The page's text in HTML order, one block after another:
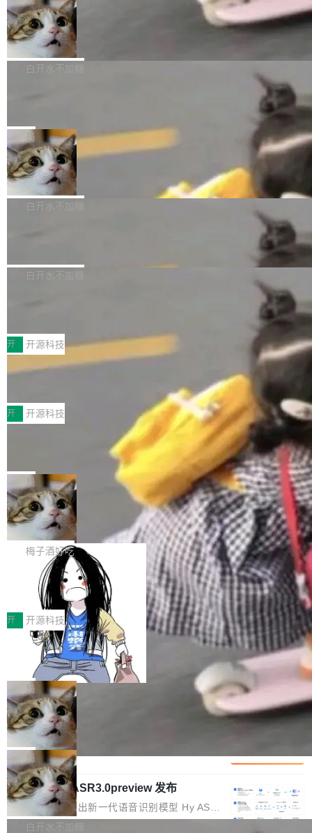
l 迁移或唤醒时，新宿主从 S3 恢复 SQLite 数据
库继续执行。存储库是持久化的唯一真相...
te 17 Pro、OPPO K15，要么是vivo X300 E这
样的次旗舰。 Galaxy Z Fold8 Ultra / Z Fold8 /
Z Flip8三款折叠屏新机均在7月22日发布，且全
部搭载骁龙8 Elite Gen5 for Galaxy，它们本该
本控制系统。目前处于 Early Access 阶段。 De
ltaDB 的核心思路直接写在 landing page 最显
眼的位置：「Software is made between com
mits」——软件是在 commit 之间写出来的。git
是把这段空隙补上。 回退到任何一次编辑：Delt
aDB 捕获 commit 之间的每一次操作，...
SpaceXAI 单季资本开支达 183 亿美元
根据风险投资人Tomer Tunguz 博客（VC 分
析）披露的最新分析与第二季度业绩报告，Spac
微软同期总资本开支的四成。 与亚马逊、Alpha
bet、微软以及 Meta 等传统科技巨头相比，Spa
ceXAI的资金消耗速度尤为引人瞩目。然而，支
撑庞大支出的资金来源却呈现出截然不同的面
貌。数据显示，微软和 Meta 主要依托充沛的经
白开水不加糖
一个在终端里运行的编程 agent；Muse Spark
1.2，驱动这个 agent 的新模型。一句话概括：
你可以用 curl -fsSL https://dev.meta.ai/install.
sh | bash 安装一个能在大项目里自动规划、写
代码、验证结果的 AI 终端工具。 据介绍，Muse
个主 agent 循环，外加一组后台 agent。这些后
局
美团开源 LoHoSearch，用知识图谱校
准 AI 能力认知
机器出题的前提，是让机器拥有全局视野。整个
构建流程可以分为四个环节：建图 → 控制难度
白开水不加糖
库，并将作为transport接入Mooncake TENT。
MPComm将作为一种传输引擎接入Mooncake T
ENT，实现零拷贝传输性能提升30%、非零拷贝
传输性能最高提升5倍。UCL-MPComm底层基
于自研UCL-Engine通信引擎，后续腾讯网平将
持续开源更多基于UCL-Engine的高性能通信组
件。 腾讯网平团队在UCL-MPComm中实现了一
个独立于业务线程的全局通信引擎（Engine），
白开水不加糖
型案例入选名单》，深信服“面向企业研发场景的
开源 AI 编程平台 CoStrict 应用”凭借卓越的技术
创新与落地成效成功入选。 全链路私有化部署，
助力企业AI研发安全落地 当前，越来越多企业已
经开始引入 AI Coding 工具，通过调用公有云模
型或企业内部部署模型提升研发效率。但随着 AI
Coding 从个人辅助工具逐步走向团队级、组织
级应用，企业在规模化落地过程中，对安全性、
可控性和代码质量提出了更高要求。 首先是数据
安全与合规要求。对于大多数普通研发场景，公
有云模型能够满足快速试用和效率提升的需求。
但对于金融、能源、医疗等对数据安全要求较...
开 开源科技
深信服AI算力网关入选工信部人工智能
前不久，工业和信息化部正式发布《2025年人工
智能应用典型案例名单》，集中展示人工智能在
各领域的应用成果，覆盖技术底座、行业赋能、
产品应用、支撑保障、专题等五大方向。深信服
AI算力网关（AI创新平台）成功入选！ 随着各行
各业的Agent走向规模化建设，算力构成形态逐
渐丰富，用户关注的重点也在发生变化：不只是
让AI用起来，还要进一步看清混合算力时代下，
Token花在哪里、算力是否被充分利用，以及持
续增长的AI成本该如何优化。 深信服AI算力网关
正是围绕这些实际问题，从Token治理和成本治
理两个方面，让用户的每一份算力都看得清、管
得住、用得稳、省得下、更安全！ 一、从现在开
始，Token使用一目...
开 开源科技
Jeff Dean 离开 Google：一个时代的结
束，一个实验室的开始
Google 员工编号 20。MapReduce 作者之一。
Bigtable 作者之一。TensorFlow 的作者之一。
Gemini 的架构师。Google 首席科学家。 Jeff D
ean 在 Google 工作了 27 年后，宣布离职。 他
不是一个人走。一同离开的还有 Sanjay Ghema
wat（Google 员工编号 23，Jeff Dean 二十多
年的编程搭档，MapReduce 和 Bigtable 的共同
作者）、Quoc Le（Google 大脑核心成员，Se
q2Seq 和 DocAI 的共同发明人）以及 Oriol Vin
yals（Gemini 联合负责人，AlphaSta...
局
🔥 SolonCode v2026.8.4 发布：界面
字体可调、22 种语言、记忆搜索增强
打开终端就能上岗的全中文编码智能体，这一轮
把「看得清、用母语、记得住」三件事一次补
齐。 SolonCode 是什么 SolonCode 是杭州无
耳科技研发的企业级终端编码智能体——一位全
中文驱动的数字员工，自主理解需求、规划步
骤、编写代码。不挑模型、不挑平台，curl 一行
装完即用。 开源地址：Gitee · GitCode · GitHu
b 安装 支持 Java 8+（8~26）、macOS / Linu
x / Windows / Harmony PC。 # macOS / Linu
x / Harmony PC curl -fsSL https://solon.noea
r.org/solon...
梅子酒好吃
让“代码语义理解”深度释放AI Coding
价值潜能：华为云码道（CodeArts）
代码仓技术解析
一、代码仓深度理解技术的作用与价值 在软件工
程实践中，代码仓是企业核心知识资产的主要载
体。企业级代码仓库通常包含数十万乃至数百万
个文件，其规模远超单次模型调用可承载的上下
文窗口。随着项目规模的持续扩张与代码历史的
不断累积，代码仓中的模块关系、接口契约、业
务逻辑等关键信息往往分散于数十乃至数百个文
件之中，形成高度复杂的知识关联网络。传统的
代码检索手段（如关键词匹配、目录遍历）仅能
在语法层面完成文本定位，难以触及代码的语义
内涵与结构关联，导致开发者使用代码智能体在
理解大规模代码仓时面临显著"代码仓理解"瓶
颈。 代码仓深度理解服务（以下简称" CodeBas
e深度理解服务"）是华为云码道（CodeA...
开 开源科技
一条“删库”命令跑 17 小时，算法工程
师删光 89TB 数据只为干私活
最高人民检察院8月4日公布了一起案件：北京一
名90后算法工程师王某，为了给自己接的私活腾
服务器空间，删光了公司AI游戏部门的全部核心
数据。 王某2024年1月入职东城区某科技公司AI
短剧部门，有互联网大厂背景。在公司内部架构
调整期间，部门三次通知全员将数据从A集群迁
移到B集群，王某都回复了"收到"。 他没有迁移
数据。2024年9月3日下午4点，他使用此前登录
的账号密码进入A集群，输入了一条被程序员圈
称为"删库跑路"的命令——最高管理员权限、无
局
Cloudflare 分享推理优化实践：KV ca
che 量化 + 权重压缩，吞吐量提升 4
1%，成本降 30%
Kimi 和 GLM 是当前最强的大模型系列之一，但
它们有一个共同的问题：太吃显存了。月之暗面
的 Kimi K 系列和智谱的 GLM 都是长上下文、M
oE 架构的大模型，好用到让人上瘾，但 GPU 显
存永远不够用。 Cloudflare 的 Workers AI 团队
一直在跑这些模型的推理。他们在官方博客上发
局
腾讯混元 Hy ASR3.0preview 发布
腾讯混元正式推出新一代语音识别模型 Hy ASR
3.0preview。基于最新一代大语言模型 Hy3 的
白开水不加糖